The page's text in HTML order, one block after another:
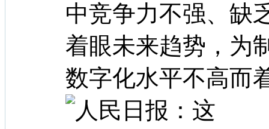
中竞争力不强、缺
着眼未来趋势，为
数字化水平不高